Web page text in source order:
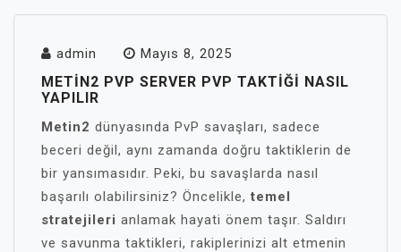
admin Mayıs 8, 2025
METIN2 PVP SERVER PVP TAKTIĞI NASIL
YAPILIR
Metin2 dünyasında PvP savaşları, sadece
beceri değil, aynı zamanda doğru taktiklerin de
bir yansımasıdır. Peki, bu savaşlarda nasıl
başarılı olabilirsiniz? Öncelikle,temel
stratejileri anlamak hayati önem taşır. Saldırı
ve savunma taktikleri, rakiplerinizi alt etmenin